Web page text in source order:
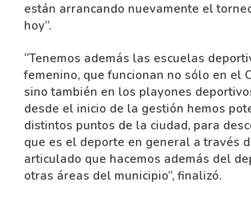
están arrancando nuevamente el
hoy”.
“Tenemos además las escuelas
femenino, que funcionan no sólo en el
sino también en los playones
desde el inicio de la gestión hemos
distintos puntos de la ciudad, para
que es el deporte en general a través
articulado que hacemos además del
otras áreas del municipio”, finalizó.